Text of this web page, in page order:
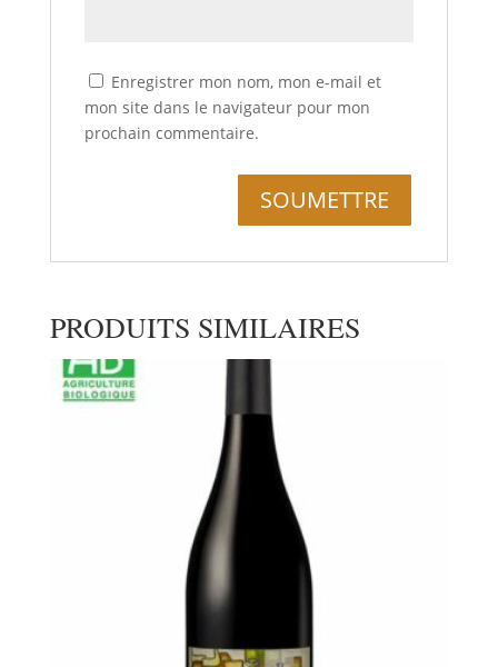
Enregistrer mon nom, mon e-mail et
mon site dans le navigateur pour mon
prochain commentaire.
PRODUITS SIMILAIRES